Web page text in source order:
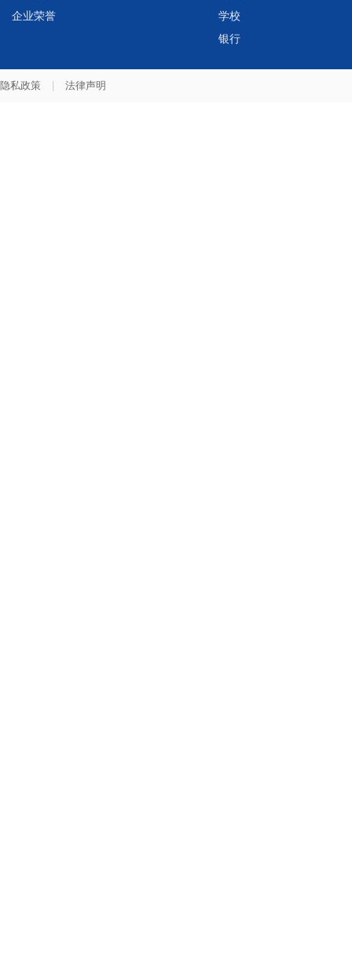
企业荣誉
学校
银行
隐私政策 法律声明